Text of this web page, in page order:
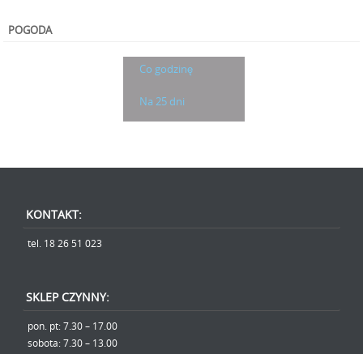
POGODA
Co godzinę
Na 25 dni
KONTAKT:
tel. 18 26 51 023
SKLEP CZYNNY:
pon. pt: 7.30 – 17.00
sobota: 7.30 – 13.00